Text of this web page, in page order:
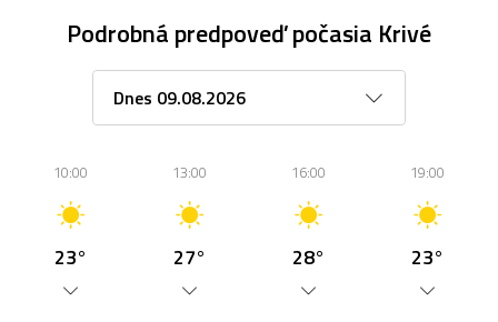
Podrobná predpoveď počasia Krivé
10:00
23°
13:00
27°
16:00
28°
19:00
23°